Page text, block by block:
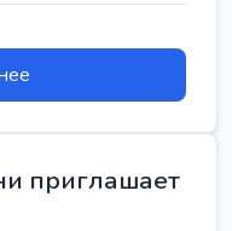
приглашает